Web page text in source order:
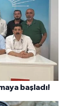
başladı!